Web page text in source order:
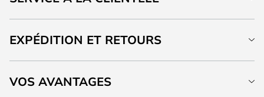
EXPÉDITION ET RETOURS
VOS AVANTAGES